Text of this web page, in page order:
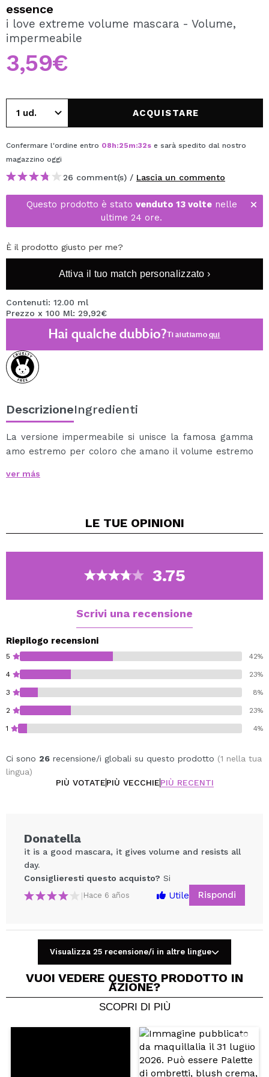
Creando un account su Maquibeauty.it potrai fare i tuoi
acquisti velocemente, controllare lo stato dei tuoi ordini e
essence
i love extreme volume mascara - Volume,
impermeabile
3,59€
ACQUISTARE
Confermare l'ordine entro 08h:25m:32s e sarà spedito dal nostro
magazzino oggi
26 comment(s) / Lascia un commento
Questo prodotto è stato venduto 13 voltenelle
ultime 24 ore.
È il prodotto giusto per me?
Attiva il tuo match personalizzato ›
Contenuti: 12.00 ml
Prezzo x 100 Ml: 29,92€
Hai qualche dubbio?Ti aiutiamoqui
DescrizioneIngredienti
La versione impermeabile si unisce la famosa gamma
amo estremo per coloro che amano il volume estremo
spazzola extra-large e nero cappotti ultra pigmento
ver más
LE TUE OPINIONI
3.75
Scrivi una recensione
Riepilogo recensioni
5 42%
4 23%
3 8%
2 23%
1 4%
Ci sono 26 recensione/i globali su questo prodotto (1 nella tua
lingua)
PIÙ VOTATEPIÙ VECCHIEPIÙ RECENTI
Condividi un video o una foto
Il tuo video potrebbe essere il primo. Immaginalo...
Consiglieresti questo acquisto?
INVIA
Donatella
it is a good mascara, it gives volume and resists all
day.
Consiglieresti questo acquisto? Si
| Hace 6 años Utile Rispondi
Visualizza 25 recensione/i in altre lingue
VUOI VEDERE QUESTO PRODOTTO IN
AZIONE?
SCOPRI DI PIÙ